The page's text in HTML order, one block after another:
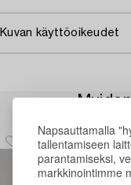
Napsauttamalla
tallentamiseen
parantamiseksi,
markkinointimme
Kuvan käyttöoikeudet